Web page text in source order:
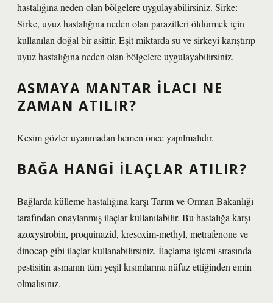
hastalığına neden olan bölgelere uygulayabilirsiniz. Sirke:
Sirke, uyuz hastalığına neden olan parazitleri öldürmek için
kullanılan doğal bir asittir. Eşit miktarda su ve sirkeyi karıştırıp
uyuz hastalığına neden olan bölgelere uygulayabilirsiniz.
ASMAYA MANTAR ILACI NE
ZAMAN ATILIR?
Kesim gözler uyanmadan hemen önce yapılmalıdır.
BAĞA HANGI ILAÇLAR ATILIR?
Bağlarda külleme hastalığına karşı Tarım ve Orman Bakanlığı
tarafından onaylanmış ilaçlar kullanılabilir. Bu hastalığa karşı
azoxystrobin, proquinazid, kresoxim-methyl, metrafenone ve
dinocap gibi ilaçlar kullanabilirsiniz. İlaçlama işlemi sırasında
pestisitin asmanın tüm yeşil kısımlarına nüfuz ettiğinden emin
olmalısınız.